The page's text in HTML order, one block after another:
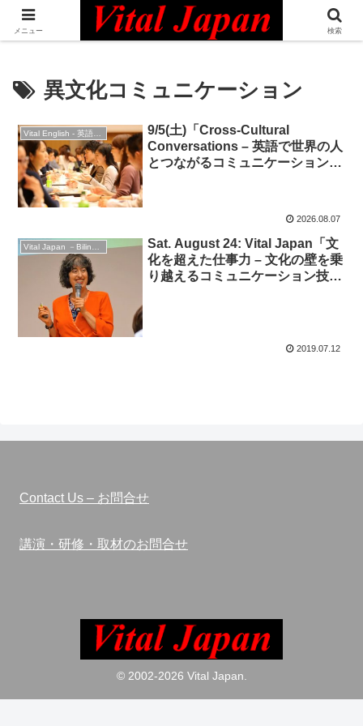
日本最大級の英語コミュニティ・Bilingual Professionals Network
異文化コミュニケーション
Vital English - 英語勉強会
9/5(土)「Cross-Cultural
Conversations – 英語で世界の人
とつながるコミュニケーション
2026.08.07
Sat. August 24: Vital Japan「文
化を超えた仕事力 – 文化の壁を乗
り越えるコミュニケーション技
2019.07.12
Contact Us – お問合せ
講演・研修・取材のお問合せ
© 2002-2026 Vital Japan.
メニュー 検索